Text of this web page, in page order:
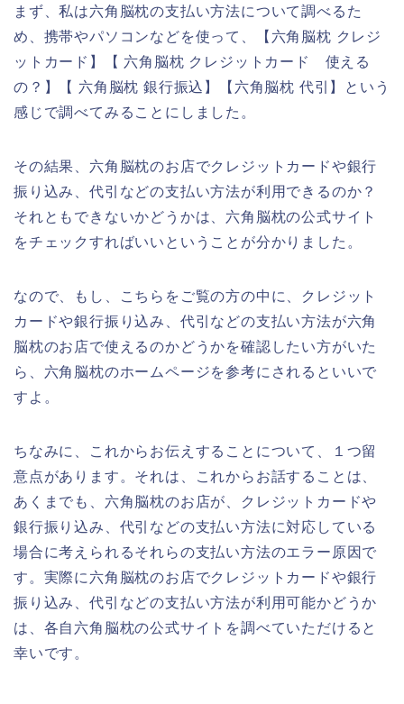
まず、私は六角脳枕の支払い方法について調べるた
め、携帯やパソコンなどを使って、【六角脳枕 クレジ
ットカード】【 六角脳枕 クレジットカード 使える
の？】【 六角脳枕 銀行振込】【六角脳枕 代引】という
感じで調べてみることにしました。
その結果、六角脳枕のお店でクレジットカードや銀行
振り込み、代引などの支払い方法が利用できるのか？
それともできないかどうかは、六角脳枕の公式サイト
をチェックすればいいということが分かりました。
なので、もし、こちらをご覧の方の中に、クレジット
カードや銀行振り込み、代引などの支払い方法が六角
脳枕のお店で使えるのかどうかを確認したい方がいた
ら、六角脳枕のホームページを参考にされるといいで
すよ。
ちなみに、これからお伝えすることについて、１つ留
意点があります。それは、これからお話することは、
あくまでも、六角脳枕のお店が、クレジットカードや
銀行振り込み、代引などの支払い方法に対応している
場合に考えられるそれらの支払い方法のエラー原因で
す。実際に六角脳枕のお店でクレジットカードや銀行
振り込み、代引などの支払い方法が利用可能かどうか
は、各自六角脳枕の公式サイトを調べていただけると
幸いです。